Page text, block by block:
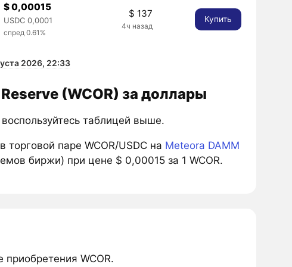
$ 0,00015
USDC 0,0001
спред 0.61%
$ 137
4ч назад
Купить
2026, 22:33
(WCOR) за доллары
таблицей выше.
паре WCOR/USDC на Meteora DAMM
биржи) при цене $ 0,00015 за 1 WCOR.
WCOR.